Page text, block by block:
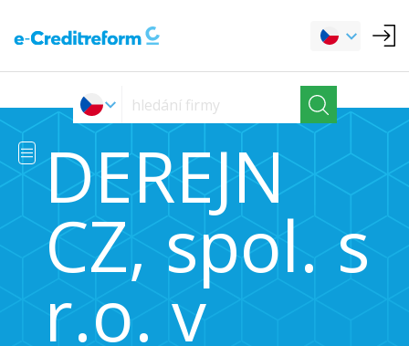
DEREJN
CZ, spol. s
r.o. v